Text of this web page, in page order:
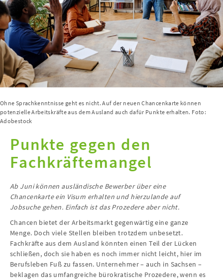
Ohne Sprachkenntnisse geht es nicht. Auf der neuen Chancenkarte können
potenzielle Arbeitskräfte aus dem Ausland auch dafür Punkte erhalten. Foto:
Adobestock
Punkte gegen den
Fachkräftemangel
Ab Juni können ausländische Bewerber über eine
Chancenkarte ein Visum erhalten und hierzulande auf
Jobsuche gehen. Einfach ist das Prozedere aber nicht.
Chancen bietet der Arbeitsmarkt gegenwärtig eine ganze
Menge. Doch viele Stellen bleiben trotzdem unbesetzt.
Fachkräfte aus dem Ausland könnten einen Teil der Lücken
schließen, doch sie haben es noch immer nicht leicht, hier im
Berufsleben Fuß zu fassen. Unternehmer – auch in Sachsen –
beklagen das umfangreiche bürokratische Prozedere, wenn es